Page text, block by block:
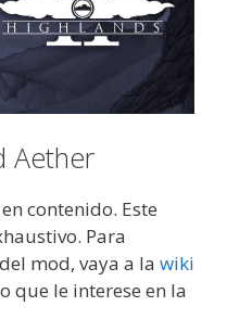
Aether
contenido. Este
Para
mod, vaya a la wiki
que le interese en la